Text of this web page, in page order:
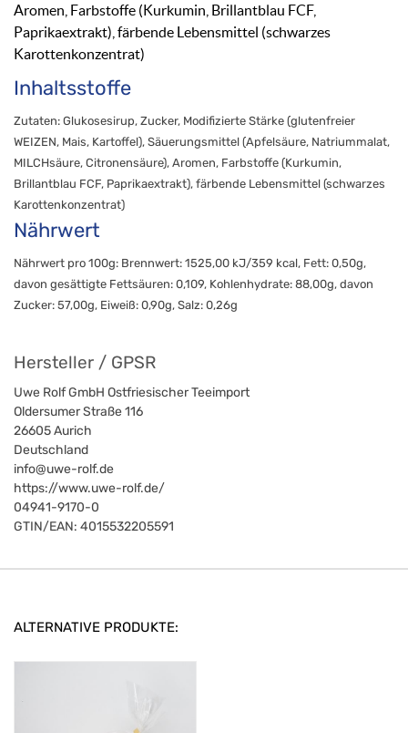
Aromen, Farbstoffe (Kurkumin, Brillantblau FCF,
Paprikaextrakt), färbende Lebensmittel (schwarzes
Karottenkonzentrat)
Inhaltsstoffe
Zutaten: Glukosesirup, Zucker, Modifizierte Stärke (glutenfreier
WEIZEN, Mais, Kartoffel), Säuerungsmittel (Apfelsäure, Natriummalat,
MILCHsäure, Citronensäure), Aromen, Farbstoffe (Kurkumin,
Brillantblau FCF, Paprikaextrakt), färbende Lebensmittel (schwarzes
Karottenkonzentrat)
Nährwert
Nährwert pro 100g: Brennwert: 1525,00 kJ/359 kcal, Fett: 0,50g,
davon gesättigte Fettsäuren: 0,109, Kohlenhydrate: 88,00g, davon
Zucker: 57,00g, Eiweiß: 0,90g, Salz: 0,26g
Hersteller / GPSR
Uwe Rolf GmbH Ostfriesischer Teeimport
Oldersumer Straße 116
26605Aurich
Deutschland
info@uwe-rolf.de
https://www.uwe-rolf.de/
04941-9170-0
GTIN/EAN: 4015532205591
ALTERNATIVE PRODUKTE: